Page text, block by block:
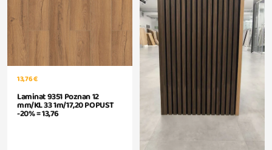
13,76 €
Laminat 9351 Poznan 12
mm/KL 33 1m/17,20 POPUST
-20% = 13,76